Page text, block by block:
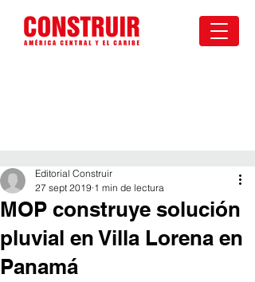
MOP construye solución
pluvial en Villa Lorena en
Panamá
Editorial Construir
27 sept 2019 1 min de lectura